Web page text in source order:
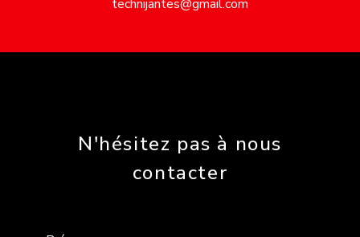
technijantes@gmail.com
N'hésitez pas à nous
contacter